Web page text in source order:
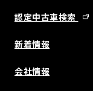
認定中古車検索
新着情報
会社情報